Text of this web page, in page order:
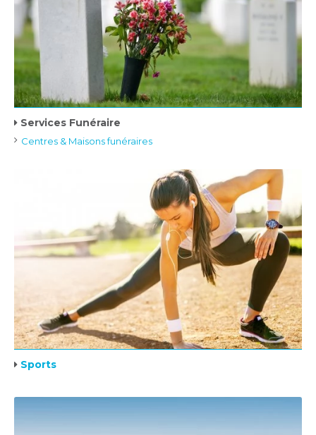
Services Funéraire
Centres & Maisons funéraires
Sports